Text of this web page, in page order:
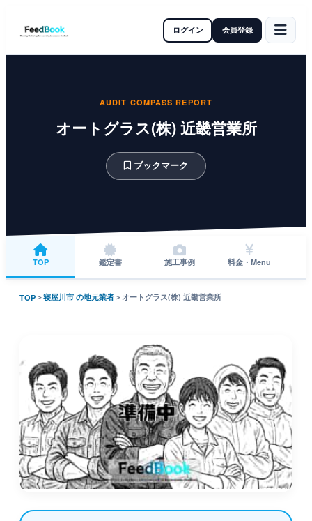
ログイン 会員登録
AUDIT COMPASS REPORT
オートグラス(株) 近畿営業所
ブックマーク
TOP 鑑定書 施工事例 料金・Menu
TOP＞寝屋川市 の地元業者＞ オートグラス(株) 近畿営業所